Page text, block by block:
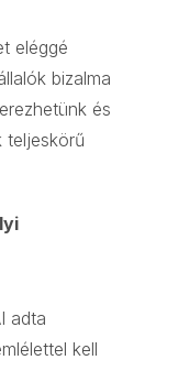
eléggé
bizalma
és
teljeskörű
adta
kell